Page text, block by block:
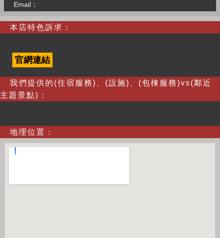
Email：
本店特色訴求：
官網連結
我們提供的(住宿服務)、(設施)、(包棟服務)vs(鄰近
主題景點)：
地理位置：